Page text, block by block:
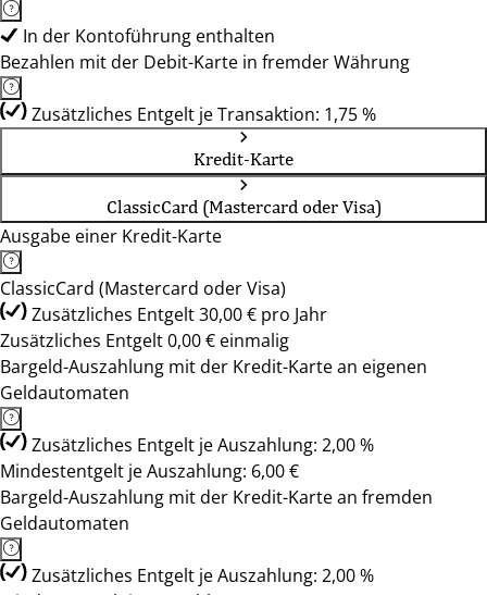
In der Kontoführung enthalten
Bezahlen mit der Debit-Karte in fremder Währung
Zusätzliches Entgelt je Transaktion: 1,75 %
Kredit-Karte
ClassicCard (Mastercard oder Visa)
Ausgabe einer Kredit-Karte
ClassicCard (Mastercard oder Visa)
Zusätzliches Entgelt 30,00 € pro Jahr
Zusätzliches Entgelt 0,00 € einmalig
Bargeld-Auszahlung mit der Kredit-Karte an eigenen
Geldautomaten
Zusätzliches Entgelt je Auszahlung: 2,00 %
Mindestentgelt je Auszahlung: 6,00 €
Bargeld-Auszahlung mit der Kredit-Karte an fremden
Geldautomaten
Zusätzliches Entgelt je Auszahlung: 2,00 %